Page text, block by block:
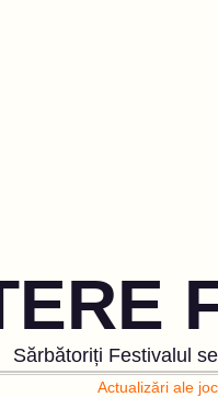
Sărbătoriți Festivalul
Actualizări ale